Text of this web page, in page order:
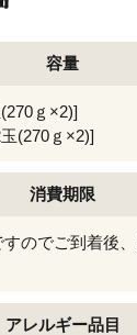
容量
ｇ×2)]
(270ｇ×2)]
消費期限
のでご到着後
アレルギー品目